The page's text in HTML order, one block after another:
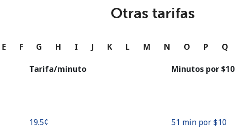
Iniciar Sesión
Continuar con
Otras tarifas
E F G H I J K L M N O P Q
Tarifa/minuto Minutos por ⁦$10⁩
⁦19.5¢⁩ 51 min por ⁦$10⁩